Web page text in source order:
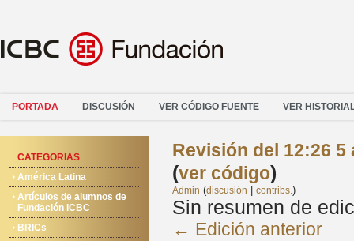
PORTADA DISCUSIÓN VER CÓDIGO FUENTE VER
CATEGORIAS
América Latina
Artículos de alumnos de
Fundación ICBC
BRICs
Revisión del 12:26 5
(ver código)
Admin (discusión contribs.)
Sin resumen de
← Edición anterior